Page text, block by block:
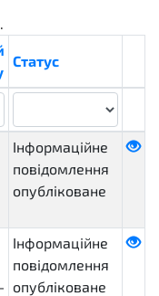
Статус
Інформаційне
повідомлення
опубліковане
Інформаційне
повідомлення
опубліковане